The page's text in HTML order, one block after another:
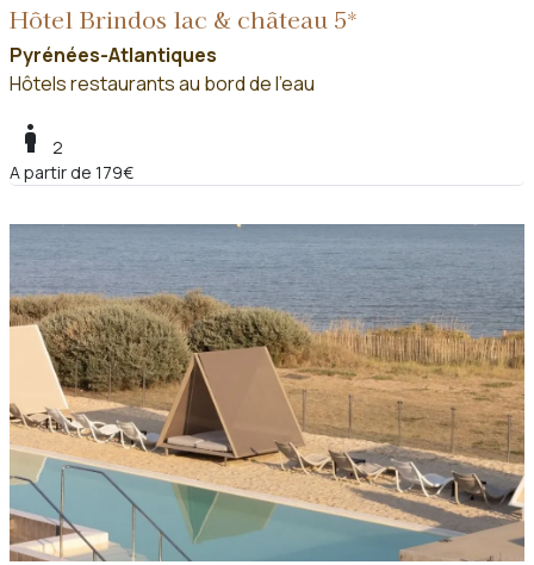
Hôtel Brindos lac & château 5*
Pyrénées-Atlantiques
Hôtels restaurants au bord de l'eau
boy
2
A partir de 179€